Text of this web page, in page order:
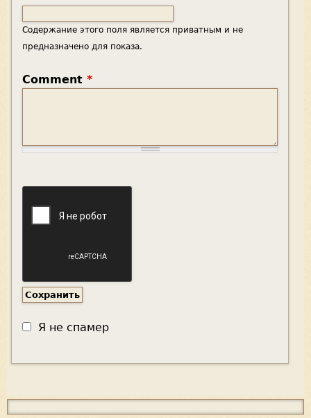
Содержание этого поля является приватным и не
предназначено для показа.
Comment *
Я не спамер
с